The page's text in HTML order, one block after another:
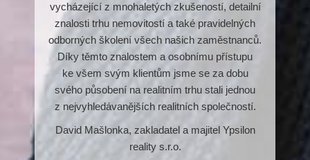
vycházející z mnohaletých zkušeností, detailní
znalosti trhu nemovitostí a také pravidelných
odborných školení všech našich zaměstnanců.
Díky těmto znalostem a osobnímu přístupu
ke všem svým klientům jsme se za dobu
svého působení na realitním trhu stali jednou
z nejvyhledáva­nějších realitních společností.
David Mašlonka, zakladatel a majitel Ypsilon
reality s.r.o.